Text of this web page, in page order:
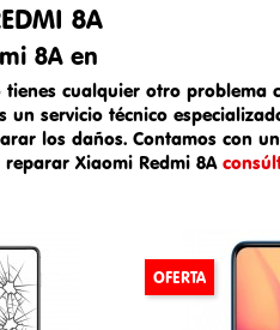
8A
8A en
cualquier otro problema
un servicio técnico
los daños. Contamos con
reparar Xiaomi Redmi 8A
OFERTA